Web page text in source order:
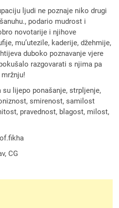
ljudi ne poznaje niko drugi
podario mudrost i
novotarije i njihove
mu’utezile, kaderije, džehmije,
duboko poznavanje vjere
razgovarati s njima pa
lijepo ponašanje, strpljenje,
smirenost, samilost
pravednost, blagost, milost,
CG